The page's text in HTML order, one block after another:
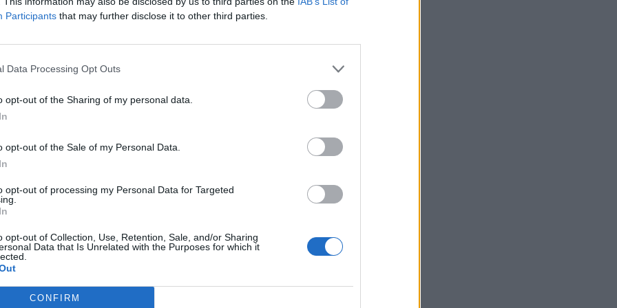
Participants that may further disclose it to other third parties.
Data Processing Opt Outs
opt-out of the Sharing of my personal data.
opt-out of the Sale of my Personal Data.
opt-out of processing my Personal Data for Targeted
opt-out of Collection, Use, Retention, Sale, and/or Sharing
Data that Is Unrelated with the Purposes for which it
CONFIRM
πρόσωπα τα οποία τους είχαν μηνύσει, επειδή με τις
στην υπόθεση της Νοβάρτις.
περασμένο μήνα, η εισαγγελέας της έδρας είχε
μόνον για το ένα αδίκημα, αυτό της ψευδούς
έχουν ζητήσει ελαφρυντικά για τους εντολείς
του
«Υγρός τάφος» παραλία
της Κρήτης για έναν
15 Σεπτεμβρίου, 2025